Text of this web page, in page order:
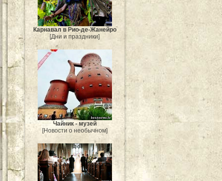
Карнавал в Рио-де-Жанейро
[Дни и праздники]
Чайник - музей
[Новости о необычном]